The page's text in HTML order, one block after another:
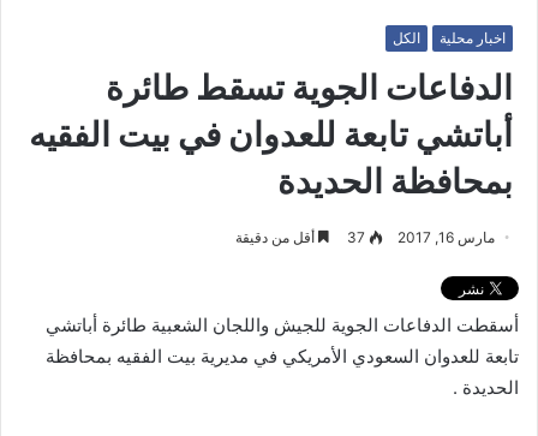
اخبار محلية الكل
الدفاعات الجوية تسقط طائرة
أباتشي تابعة للعدوان في بيت الفقيه
بمحافظة الحديدة
مارس 16, 2017 37 أقل من دقيقة
أسقطت الدفاعات الجوية للجيش واللجان الشعبية طائرة أباتشي
تابعة للعدوان السعودي الأمريكي في مديرية بيت الفقيه بمحافظة
الحديدة .